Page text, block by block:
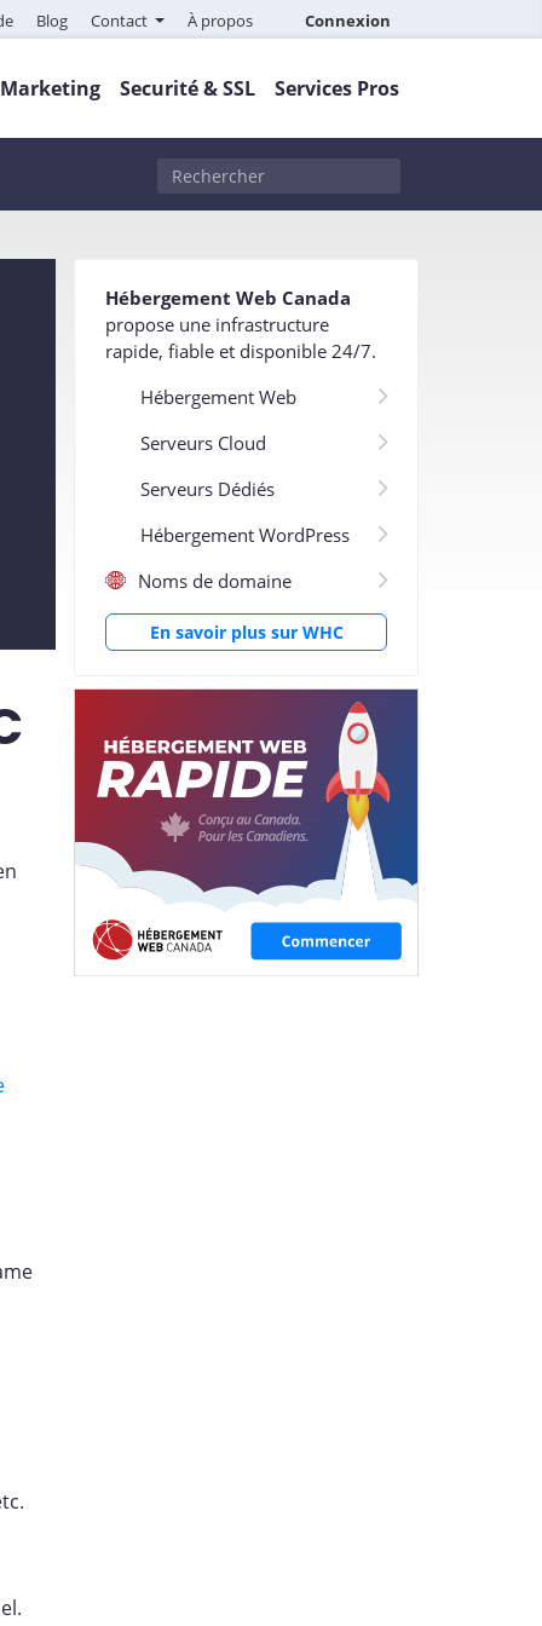
Blog Contact À propos Connexion
Marketing Securité & SSL Services Pros
Hébergement Web Canada
propose une infrastructure
rapide, fiable et disponible 24/7.
Hébergement Web
Serveurs Cloud
Serveurs Dédiés
Hébergement WordPress
Noms de domaine
En savoir plus sur WHC